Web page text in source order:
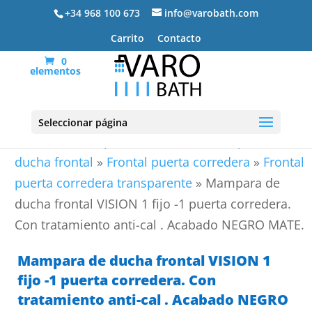
+34 968 100 673
info@varobath.com
Carrito
Contacto
0
elementos
Seleccionar página
ducha frontal » Frontal puerta corredera » Frontal
puerta corredera transparente » Mampara de
ducha frontal VISION 1 fijo -1 puerta corredera.
Con tratamiento anti-cal . Acabado NEGRO MATE.
Mampara de ducha frontal VISION 1
fijo -1 puerta corredera. Con
tratamiento anti-cal . Acabado NEGRO